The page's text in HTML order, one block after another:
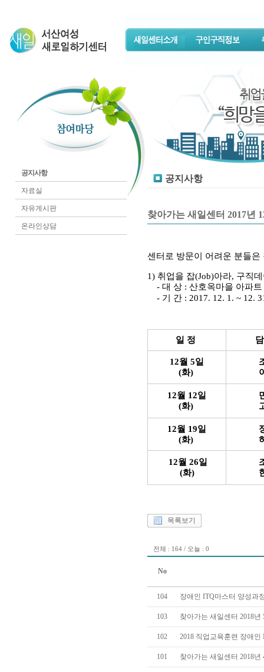
공지사항
자료실
자유게시판
온라인상담
공지사항
찾아가는 새일센터 2017년
센터로 방문이 어려운 분들
1) 취업을 잡(Job)아라, 구직
- 대 상 : 산호옥마을 아파트
- 기 간 : 2017. 12. 1. ~ 12.
일 정
12월 5일
(화)
12월 12일
(화)
12월 19일
(화)
12월 26일
(화)
목록보기
전체 : 164 / 오늘 : 0
No
104 장애인 ITQ마스터 양성과
103 찾아가는 새일센터 2018년
102 2018 직업교육훈련 장애
101 찾아가는 새일센터 2018년